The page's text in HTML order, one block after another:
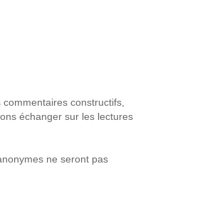
constructifs,
échanger sur les lectures
ne seront pas